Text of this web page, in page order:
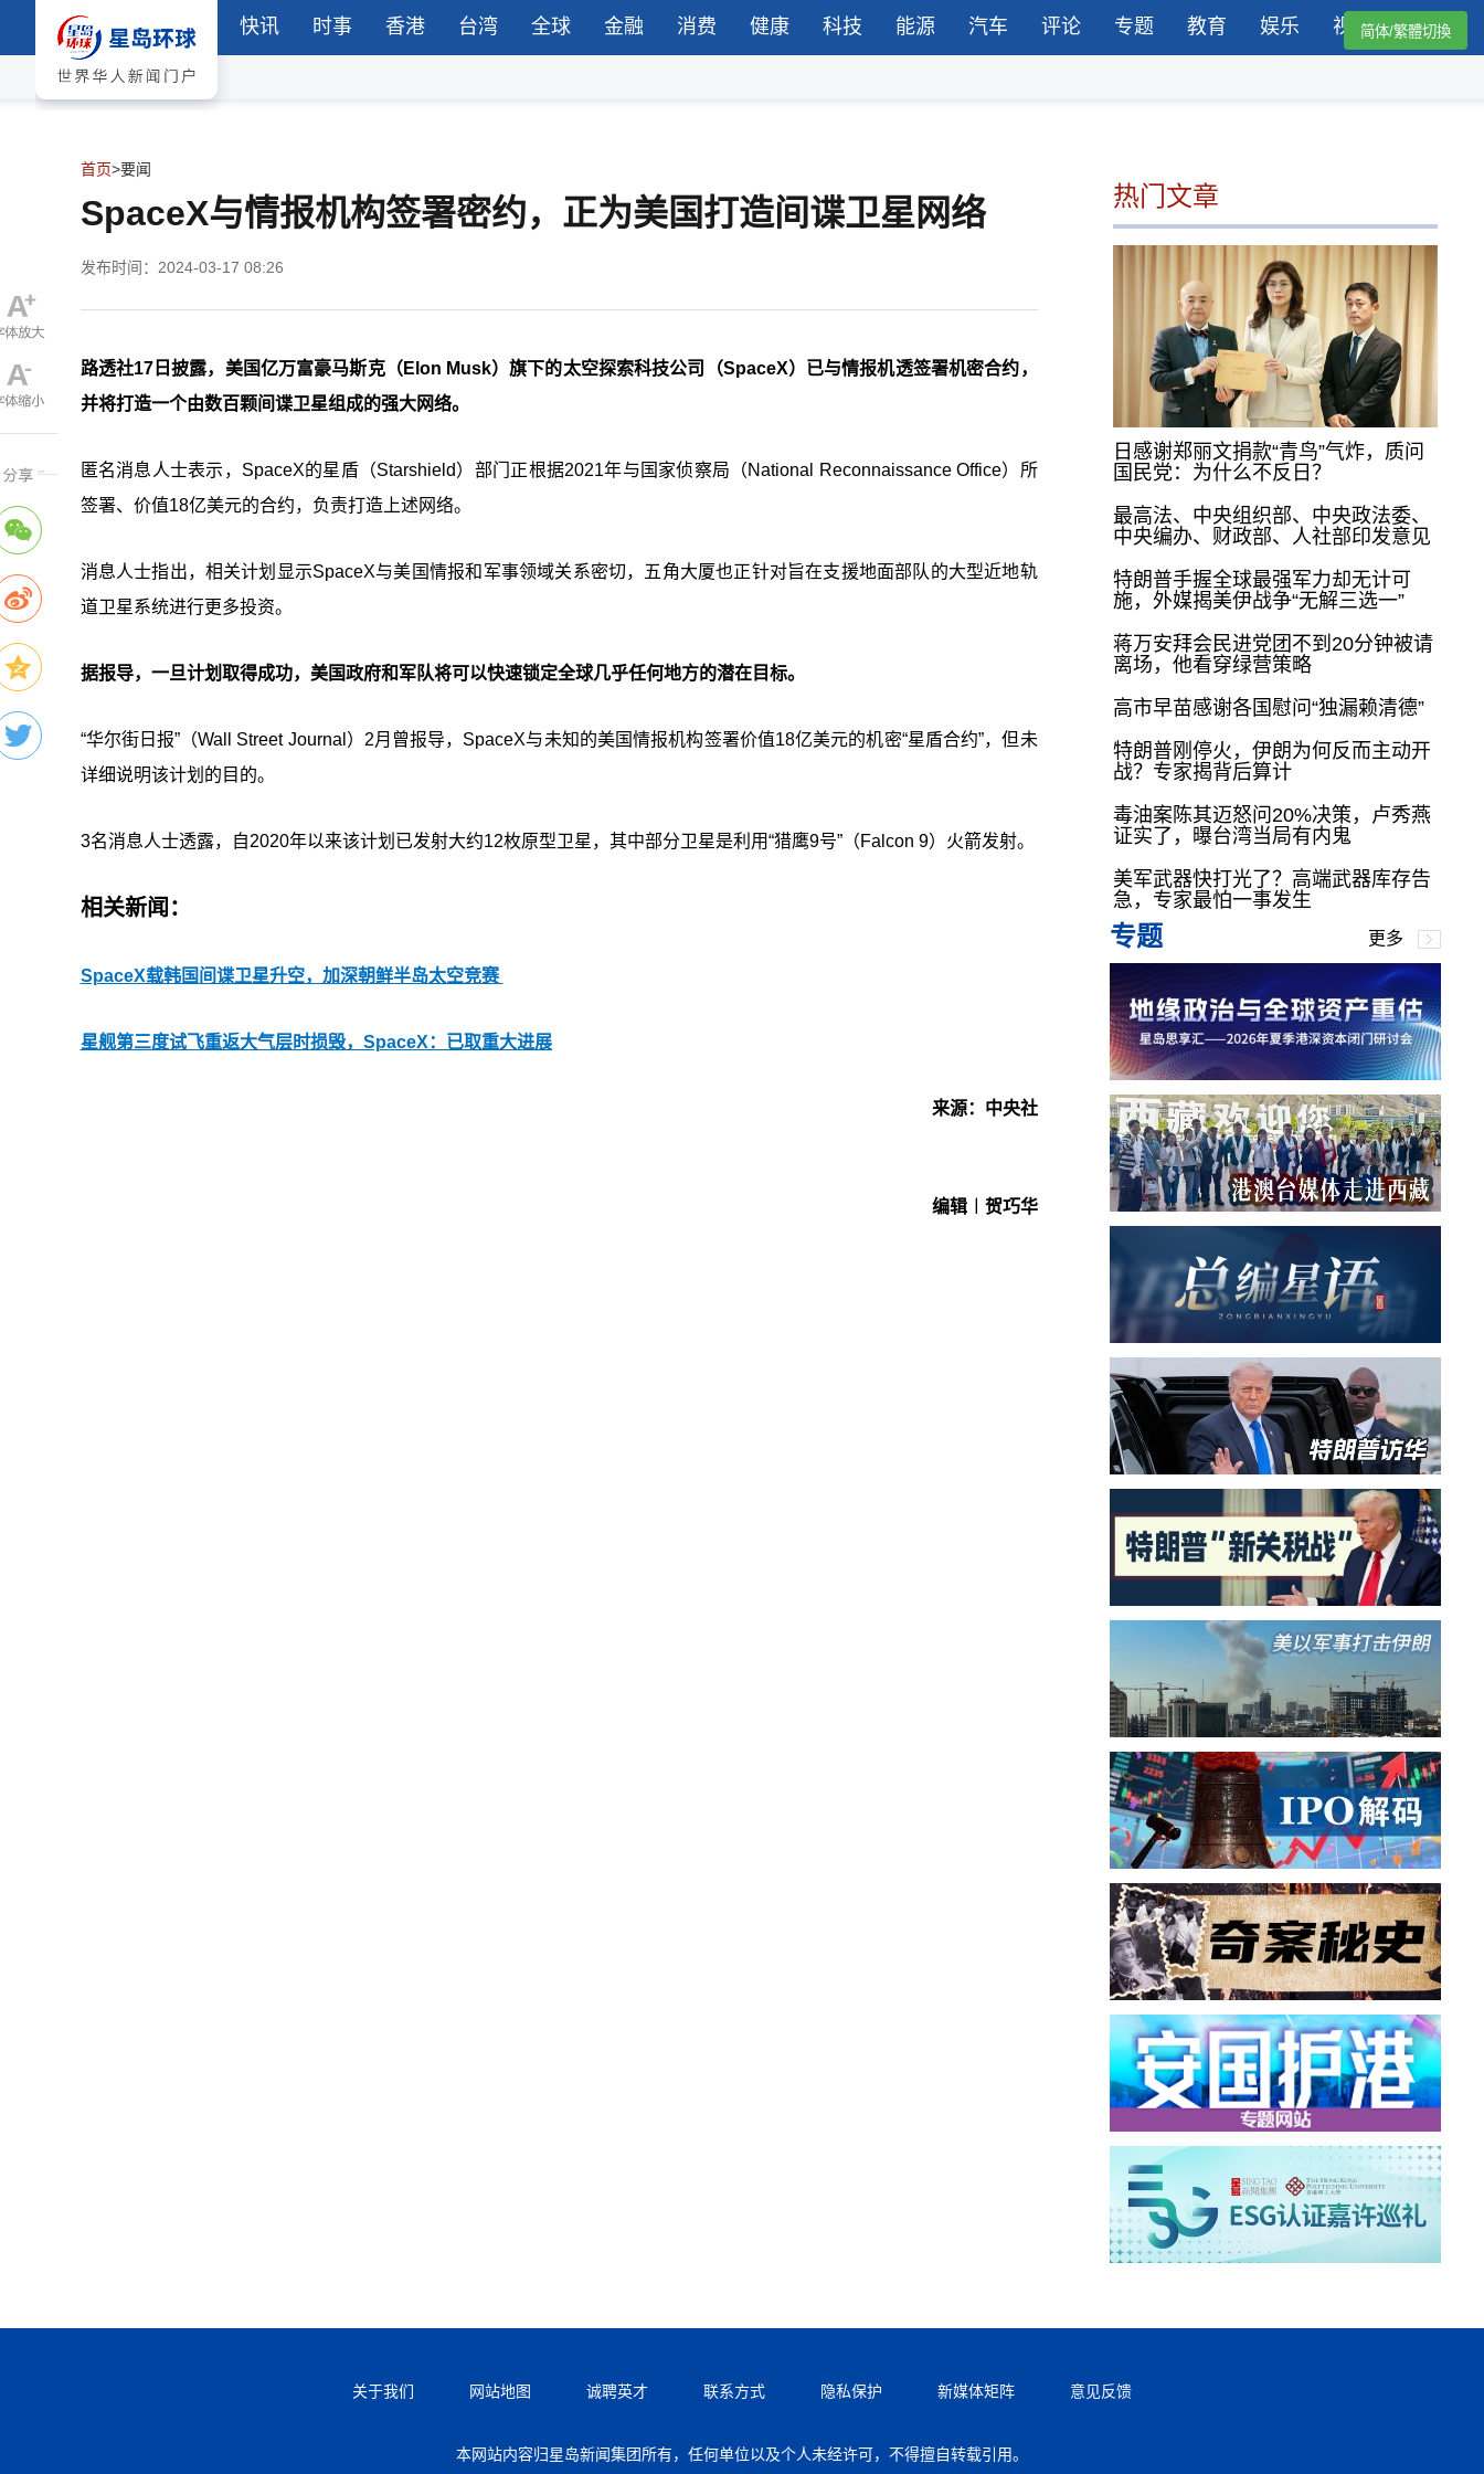
快讯 时事 香港 台湾 全球 金融 消费 健康 科技 能源 汽车 评论 专题 教育 娱乐 视频简体/繁體切換
首页>要闻
SpaceX与情报机构签署密约，正为美国打造间谍卫星网络
发布时间：2024-03-17 08:26
路透社17日披露，美国亿万富豪马斯克（Elon Musk）旗下的太空探索科技公司（SpaceX）已与情报机透签署机密合约，
并将打造一个由数百颗间谍卫星组成的强大网络。
匿名消息人士表示，SpaceX的星盾（Starshield）部门正根据2021年与国家侦察局（National Reconnaissance Office）所
签署、价值18亿美元的合约，负责打造上述网络。
消息人士指出，相关计划显示SpaceX与美国情报和军事领域关系密切，五角大厦也正针对旨在支援地面部队的大型近地轨
道卫星系统进行更多投资。
据报导，一旦计划取得成功，美国政府和军队将可以快速锁定全球几乎任何地方的潜在目标。
“华尔街日报”（Wall Street Journal）2月曾报导，SpaceX与未知的美国情报机构签署价值18亿美元的机密“星盾合约”，但未
详细说明该计划的目的。
3名消息人士透露，自2020年以来该计划已发射大约12枚原型卫星，其中部分卫星是利用“猎鹰9号”（Falcon 9）火箭发射。
相关新闻：
SpaceX载韩国间谍卫星升空，加深朝鲜半岛太空竞赛
星舰第三度试飞重返大气层时损毁，SpaceX：已取重大进展
来源：中央社
编辑︱贺巧华
热门文章
日感谢郑丽文捐款“青鸟”气炸，质问
国民党：为什么不反日？
最高法、中央组织部、中央政法委、
中央编办、财政部、人社部印发意见
特朗普手握全球最强军力却无计可
施，外媒揭美伊战争“无解三选一”
蒋万安拜会民进党团不到20分钟被请
离场，他看穿绿营策略
高市早苗感谢各国慰问“独漏赖清德”
特朗普刚停火，伊朗为何反而主动开
战？专家揭背后算计
毒油案陈其迈怒问20%决策，卢秀燕
证实了，曝台湾当局有内鬼
美军武器快打光了？高端武器库存告
急，专家最怕一事发生
专题 更多
关于我们 网站地图 诚聘英才 联系方式 隐私保护 新媒体矩阵 意见反馈
本网站内容归星岛新闻集团所有，任何单位以及个人未经许可，不得擅自转载引用。